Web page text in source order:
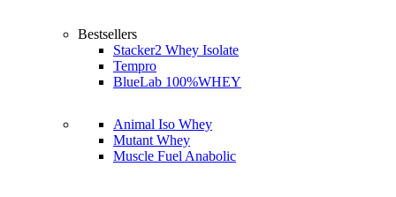
Bestsellers
Stacker2 Whey Isolate
Tempro
BlueLab 100%WHEY
Animal Iso Whey
Mutant Whey
Muscle Fuel Anabolic